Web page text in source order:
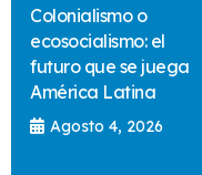
Colonialismo o
ecosocialismo: el
futuro que se juega
América Latina
Agosto 4, 2026